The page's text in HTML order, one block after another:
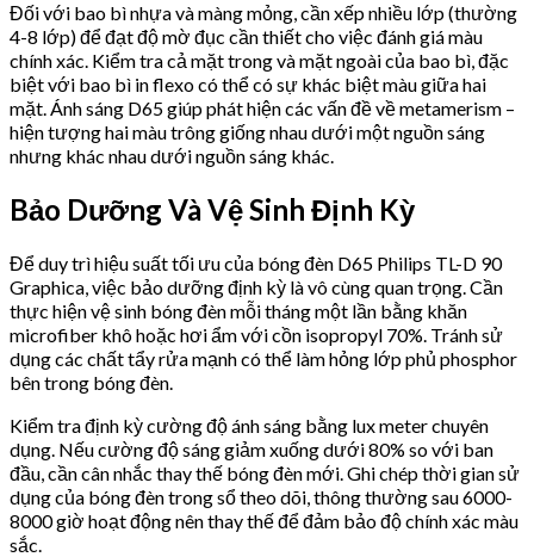
Đối với bao bì nhựa và màng mỏng, cần xếp nhiều lớp (thường
4-8 lớp) để đạt độ mờ đục cần thiết cho việc đánh giá màu
chính xác. Kiểm tra cả mặt trong và mặt ngoài của bao bì, đặc
biệt với bao bì in flexo có thể có sự khác biệt màu giữa hai
mặt. Ánh sáng D65 giúp phát hiện các vấn đề về metamerism –
hiện tượng hai màu trông giống nhau dưới một nguồn sáng
nhưng khác nhau dưới nguồn sáng khác.
Bảo Dưỡng Và Vệ Sinh Định Kỳ
Để duy trì hiệu suất tối ưu của bóng đèn D65 Philips TL-D 90
Graphica, việc bảo dưỡng định kỳ là vô cùng quan trọng. Cần
thực hiện vệ sinh bóng đèn mỗi tháng một lần bằng khăn
microfiber khô hoặc hơi ẩm với cồn isopropyl 70%. Tránh sử
dụng các chất tẩy rửa mạnh có thể làm hỏng lớp phủ phosphor
bên trong bóng đèn.
Kiểm tra định kỳ cường độ ánh sáng bằng lux meter chuyên
dụng. Nếu cường độ sáng giảm xuống dưới 80% so với ban
đầu, cần cân nhắc thay thế bóng đèn mới. Ghi chép thời gian sử
dụng của bóng đèn trong sổ theo dõi, thông thường sau 6000-
8000 giờ hoạt động nên thay thế để đảm bảo độ chính xác màu
sắc.